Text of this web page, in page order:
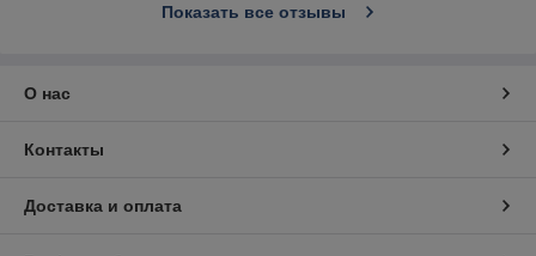
Показать все отзывы
О нас
Контакты
Доставка и оплата